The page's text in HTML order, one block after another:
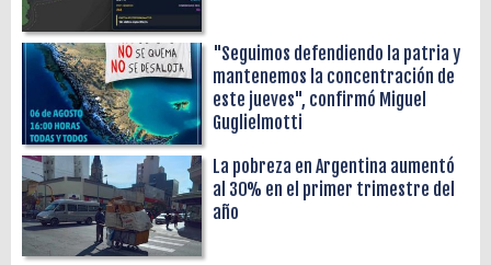
"Seguimos defendiendo la patria y
mantenemos la concentración de
este jueves", confirmó Miguel
Guglielmotti
La pobreza en Argentina aumentó
al 30% en el primer trimestre del
año